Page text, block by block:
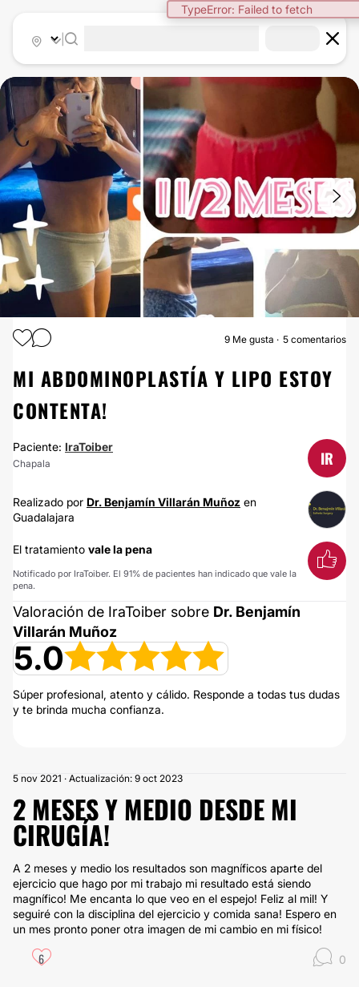
TypeError: Failed to fetch
ABDOMINOPLASTIA
9 Me gusta 5 comentarios
MI ABDOMINOPLASTÍA Y LIPO ESTOY
CONTENTA!
Paciente: IraToiber
Chapala IR
Realizado por Dr. Benjamín Villarán Muñoz en
Guadalajara
El tratamiento vale la pena
Notificado por IraToiber. El 91% de pacientes han indicado que vale la
pena.
Valoración de IraToiber sobre Dr. Benjamín
Villarán Muñoz
5.0
Súper profesional, atento y cálido. Responde a todas tus dudas
y te brinda mucha confianza.
5 nov 2021 · Actualización: 9 oct 2023
2 MESES Y MEDIO DESDE MI
CIRUGÍA!
A 2 meses y medio los resultados son magníficos aparte del
ejercicio que hago por mi trabajo mi resultado está siendo
magnífico! Me encanta lo que veo en el espejo! Feliz al mil! Y
seguiré con la disciplina del ejercicio y comida sana! Espero en
un mes pronto poner otra imagen de mi cambio en mi físico!
6 0